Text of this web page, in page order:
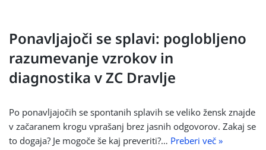
Ponavljajoči se splavi: poglobljeno
razumevanje vzrokov in
diagnostika v ZC Dravlje
Po ponavljajočih se spontanih splavih se veliko žensk znajde
v začaranem krogu vprašanj brez jasnih odgovorov. Zakaj se
to dogaja? Je mogoče še kaj preveriti?… Preberi več »